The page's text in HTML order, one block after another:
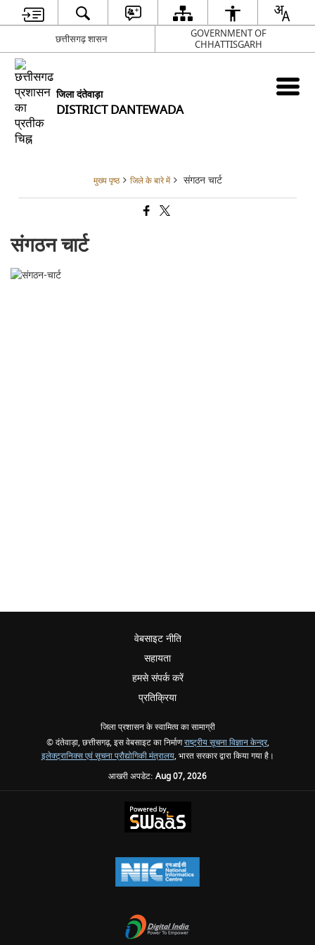
छत्तीसगढ़ शासन
GOVERNMENT OF
CHHATTISGARH
जिला दंतेवाड़ा
DISTRICT DANTEWADA
मुख्य पृष्ठ जिले के बारे में संगठन चार्ट
संगठन चार्ट
वेबसाइट नीति
सहायता
हमसे संपर्क करें
प्रतिक्रिया
जिला प्रशासन के स्वामित्व का सामाग्री
© दंतेवाड़ा, छत्तीसगढ़, इस वेबसाइट का निर्माणराष्ट्रीय सूचना विज्ञान केन्द्र,
इलेक्ट्रानिक्स एवं सूचना प्रौद्योगिकी मंत्रालय, भारत सरकार द्वारा किया गया है।
आखरी अपडेट: Aug 07, 2026